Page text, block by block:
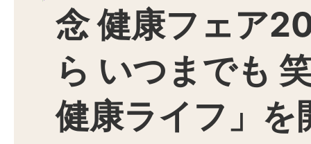
念 健康フェア
ら いつまでも
健康ライフ」を